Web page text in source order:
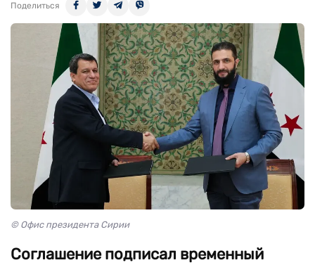
Поделиться
© Офис президента Сирии
Соглашение подписал временный